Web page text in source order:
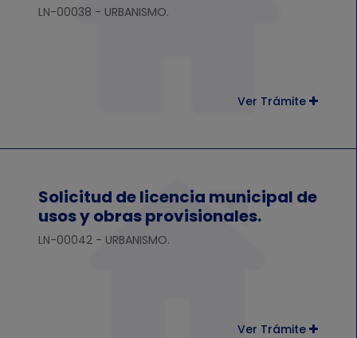
LN-00038 - URBANISMO.
Ver Trámite
Solicitud de licencia municipal de
usos y obras provisionales.
LN-00042 - URBANISMO.
Ver Trámite